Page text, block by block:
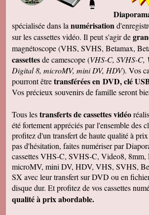
spécialisée dans la numérisation
sur les cassettes vidéo. Il peut s'agir de
magnétoscope (VHS, SVHS, Betamax,
cassettesde camescope (VHS-C, SVHS-C,
Digital 8, microMV, mini DV, HDV). Vos
pourront êtretransférées en DVD, clé
Vos précieux souvenirs de famille seront
Tous lestransferts de cassettes vidéo
été fortement appréciés par l'ensemble des
profitez d'un transfert de haute qualité à
pas d'hésitation, faites numériser par
cassettes VHS-C, SVHS-C, Video8,
microMV, mini DV, HDV, VHS, SVHS,
SX avec leur transfert sur DVD ou en
disque dur. Et profitez de vos cassettes
qualité à prix abordable.